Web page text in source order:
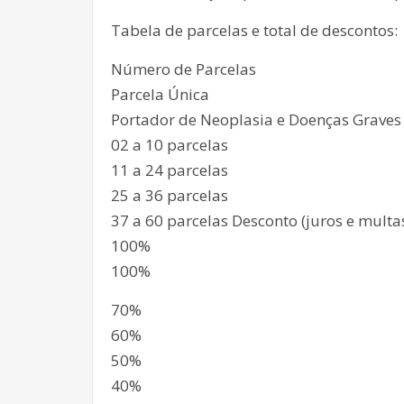
Tabela de parcelas e total de descontos:
Número de Parcelas
Parcela Única
Portador de Neoplasia e Doenças Graves
02 a 10 parcelas
11 a 24 parcelas
25 a 36 parcelas
37 a 60 parcelas Desconto (juros e
100%
100%
70%
60%
50%
40%